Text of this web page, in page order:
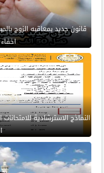
النماذج الاسترشادية